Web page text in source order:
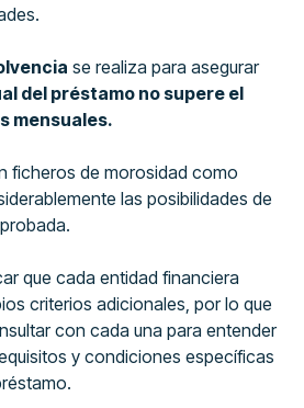
se realiza para asegurar
del préstamo no supere el
mensuales.
ficheros de morosidad como
las posibilidades de
que cada entidad financiera
criterios adicionales, por lo que
con cada una para entender
y condiciones específicas